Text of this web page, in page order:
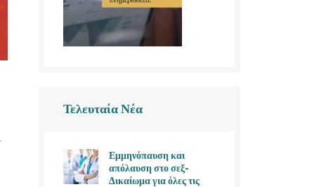
Τελευταία Νέα
Εμμηνόπαυση και
απόλαυση στο σεξ-
Δικαίωμα για όλες τις